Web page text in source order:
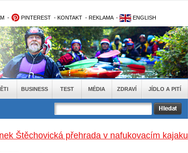
- PINTEREST - KONTAKT - REKLAMA - ENGLISH
BUSINESS TEST MÉDIA ZDRAVÍ JÍDLO A PITÍ
Štěchovická přehrada v nafukovacím kajaku